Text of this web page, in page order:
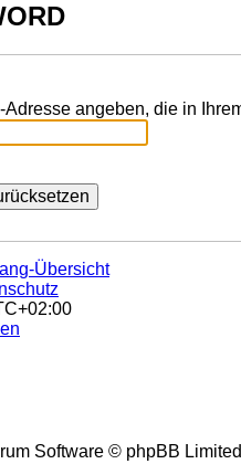
angeben, die in
Übersicht
Software © phpBB Limited